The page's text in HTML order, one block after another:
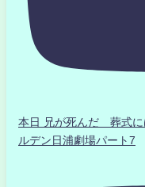
本日 兄が死んだ 葬式
ルデン日浦劇場パート7